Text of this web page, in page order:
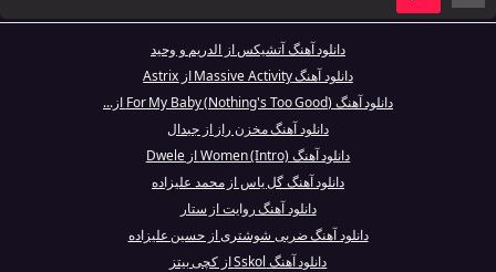
دانلود آهنگ آتشیکس از الدریم و وحید
دانلود آهنگ Massive Activity از Astrix
دانلود آهنگ (Nothing's Too Good) For My Baby از...
دانلود آهنگ مخزن راز از جیدال
دانلود آهنگ Women (Intro) از Dwele
دانلود آهنگ گل یاس از محمد علیزاده
دانلود آهنگ روایت از ستار
دانلود آهنگ ضربی شوشتری از حسین علیزاده
دانلود آهنگ Sskol از کچی بیتز